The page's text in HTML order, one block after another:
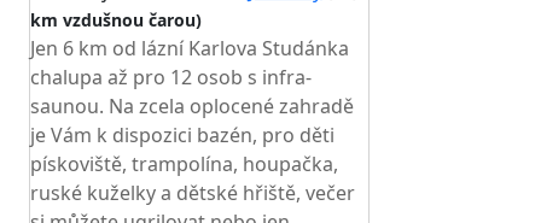
km vzdušnou čarou)
Jen 6 km od lázní Karlova Studánka
chalupa až pro 12 osob s infra-
saunou. Na zcela oplocené zahradě
je Vám k dispozici bazén, pro děti
pískoviště, trampolína, houpačka,
ruské kuželky a dětské hřiště, večer